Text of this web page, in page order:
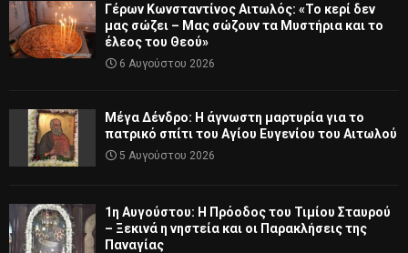
Γέρων Κωνσταντίνος Αιτωλός: «Το κερί δεν
μας σώζει – Μας σώζουν τα Μυστήρια και το
έλεος του Θεού»
6 Αυγούστου 2026
Μέγα Δένδρο: Η άγνωστη μαρτυρία για το
πατρικό σπίτι του Αγίου Ευγενίου του Αιτωλού
5 Αυγούστου 2026
1η Αυγούστου: Η Πρόοδος του Τιμίου Σταυρού
– Ξεκινά η νηστεία και οι Παρακλήσεις της
Παναγίας